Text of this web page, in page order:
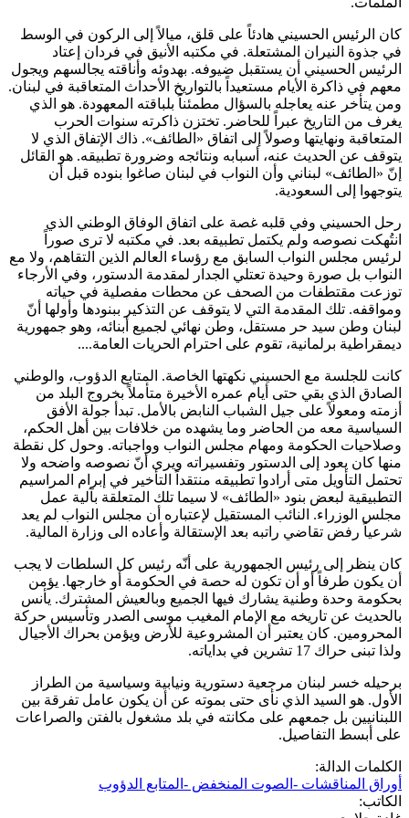
كان الرئيس الحسيني هادئاً على قلق، ميالاً إلى الركون في الوسط
في جذوة النيران المشتعلة. في مكتبه الأنيق في فردان إعتاد
الرئيس الحسيني أن يستقبل ضيوفه. بهدوئه وأناقته يجالسهم ويجول
معهم في ذاكرة الأيام مستعيداً بالتواريخ الأحداث المتعاقبة في لبنان.
ومن يتأخر عنه يعاجله بالسؤال مطمئناً بلباقته المعهودة. هو الذي
يغرف من التاريخ عبراً للحاضر. تختزن ذاكرته سنوات الحرب
المتعاقبة ونهايتها وصولاً إلى اتفاق «الطائف». ذاك الإتفاق الذي لا
يتوقف عن الحديث عنه، أسبابه ونتائجه وضرورة تطبيقه. هو القائل
إنّ «الطائف» لبناني وأن النواب في لبنان صاغوا بنوده قبل أن
يتوجهوا إلى السعودية.
رحل الحسيني وفي قلبه غصة على اتفاق الوفاق الوطني الذي
انتُهكت نصوصه ولم يكتمل تطبيقه بعد. في مكتبه لا ترى صوراً
لرئيس مجلس النواب السابق مع رؤساء العالم الذين التقاهم، ولا مع
النواب بل صورة وحيدة تعتلي الجدار لمقدمة الدستور، وفي الأرجاء
توزعت مقتطفات من الصحف عن محطات مفصلية في حياته
ومواقفه. تلك المقدمة التي لا يتوقف عن التذكير ببنودها وأولها أنّ
لبنان وطن سيد حر مستقل، وطن نهائي لجميع أبنائه، وهو جمهورية
ديمقراطية برلمانية، تقوم على احترام الحريات العامة....
كانت للجلسة مع الحسيني نكهتها الخاصة. المتابع الدؤوب، والوطني
الصادق الذي بقي حتى أيام عمره الأخيرة متأملاً بخروج البلد من
أزمته ومعولاً على جيل الشباب النابض بالأمل. تبدأ جولة الأفق
السياسية معه من الحاضر وما يشهده من خلافات بين أهل الحكم،
وصلاحيات الحكومة ومهام مجلس النواب وواجباته. وحول كل نقطة
منها كان يعود إلى الدستور وتفسيراته ويرى أنّ نصوصه واضحه ولا
تحتمل التأويل متى أرادوا تطبيقه منتقداً التأخير في إبرام المراسيم
التطبيقية لبعض بنود «الطائف» لا سيما تلك المتعلقة بآلية عمل
مجلس الوزراء. النائب المستقيل لإعتباره أن مجلس النواب لم يعد
شرعياً رفض تقاضي راتبه بعد الإستقالة وأعاده الى وزارة المالية.
كان ينظر إلى رئيس الجمهورية على أنّه رئيس كل السلطات لا يجب
أن يكون طرفاً أو أن تكون له حصة في الحكومة أو خارجها. يؤمن
بحكومة وحدة وطنية يشارك فيها الجميع وبالعيش المشترك. يأنس
بالحديث عن تاريخه مع الإمام المغيب موسى الصدر وتأسيس حركة
المحرومين. كان يعتبر أن المشروعية للأرض ويؤمن بحراك الأجيال
ولذا تبنى حراك 17 تشرين في بداياته.
برحيله خسر لبنان مرجعية دستورية ونيابية وسياسية من الطراز
الأول. هو السيد الذي نأى حتى بموته عن أن يكون عامل تفرقة بين
اللبنانيين بل جمعهم على مكانته في بلد مشغول بالفتن والصراعات
على أبسط التفاصيل.
الكلمات الدالة:
أوراق المناقشات -الصوت المنخفض -المتابع الدؤوب
الكاتب: